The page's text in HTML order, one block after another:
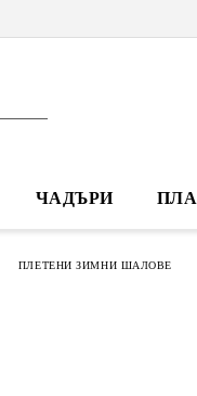
ЧАДЪРИ
ПЛЕТЕНИ ЗИМНИ ШАЛОВЕ